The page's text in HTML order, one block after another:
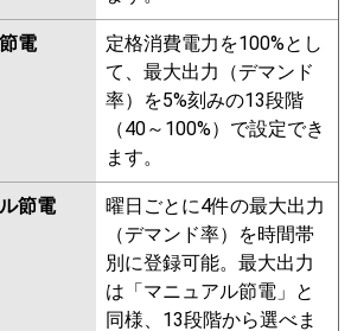
RCI-AP63GH5 RCI-GP63RGH1
FDTZ636H6S
FDTZ636H6S-airf
FDTZ636H6S-rak FDTZ636H6S-
FDTZ635HA5SA-rak
FDTZ635HA5SA-airf
FDTZ635HA5SA FDTZ635HA5SA-
osj FDTZ635H5SA
FDTZ635H5SA-osj
FDTZ635H5SA-rak
FDTZ635H5SA-airf FDTZ635H5S-
電
定格消費電力を100%とし
て、最大出力（デマンド
率）を5%刻みの13段階
（40～100%）で設定でき
ます。
節電
曜日ごとに4件の最大出力
（デマンド率）を時間帯
別に登録可能。最大出力
は「マニュアル節電」と
同様、13段階から選べま